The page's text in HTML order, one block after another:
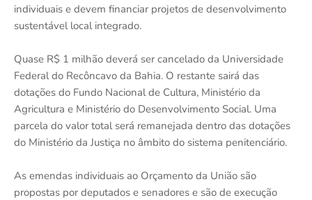
individuais e devem financiar projetos de desenvolvimento
sustentável local integrado.
Quase R$ 1 milhão deverá ser cancelado da Universidade
Federal do Recôncavo da Bahia. O restante sairá das
dotações do Fundo Nacional de Cultura, Ministério da
Agricultura e Ministério do Desenvolvimento Social. Uma
parcela do valor total será remanejada dentro das dotações
do Ministério da Justiça no âmbito do sistema penitenciário.
As emendas individuais ao Orçamento da União são
propostas por deputados e senadores e são de execução